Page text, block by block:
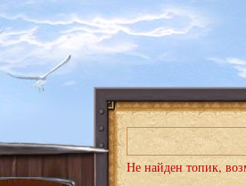
Не найден топик,